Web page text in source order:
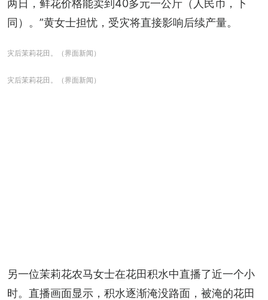
两日，鲜花价格能卖到40多元一公斤（人民币，下
同）。”黄女士担忧，受灾将直接影响后续产量。
灾后茉莉花田。（界面新闻）
灾后茉莉花田。（界面新闻）
另一位茉莉花农马女士在花田积水中直播了近一个小
时。直播画面显示，积水逐渐淹没路面，被淹的花田